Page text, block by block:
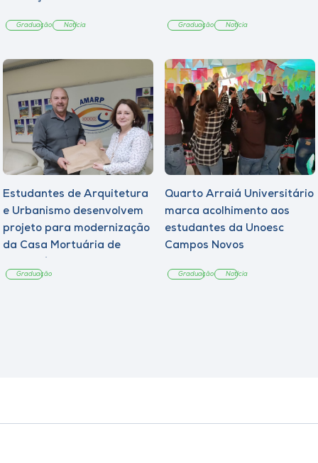
Graduação Notícia Graduação Notícia
Estudantes de Arquitetura
e Urbanismo desenvolvem
projeto para modernização
da Casa Mortuária de
Graduação
Quarto Arraiá Universitário
marca acolhimento aos
estudantes da Unoesc
Campos Novos
Graduação Notícia